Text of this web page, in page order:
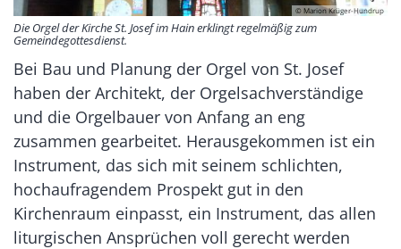
© Marion Krüger-Hundrup
Die Orgel der Kirche St. Josef im Hain erklingt regelmäßig zum
Gemeindegottesdienst.
Bei Bau und Planung der Orgel von St. Josef
haben der Architekt, der Orgelsachverständige
und die Orgelbauer von Anfang an eng
zusammen gearbeitet. Herausgekommen ist ein
Instrument, das sich mit seinem schlichten,
hochaufragendem Prospekt gut in den
Kirchenraum einpasst, ein Instrument, das allen
liturgischen Ansprüchen voll gerecht werden